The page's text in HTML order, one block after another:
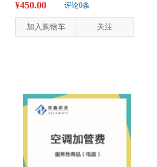
评论0条
¥450.00
加入购物车 关注